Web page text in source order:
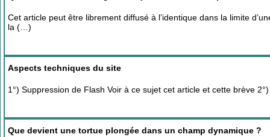
Cet article peut être librement diffusé à l’identique dans la limite
la (…)
Aspects techniques du site
1°) Suppression de Flash Voir à ce sujet cet article et cette brève
Que devient une tortue plongée dans un champ dynamique ?